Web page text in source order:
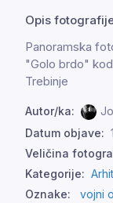
Opis
Panoramska
"Golo brdo"
Trebinje
Autor/ka:
Datum objave:
Veličina
Kategorije:
Oznake:
vojni